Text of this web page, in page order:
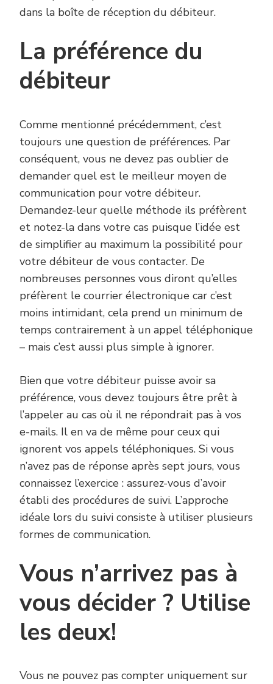
dans la boîte de réception du débiteur.
La préférence du
débiteur
Comme mentionné précédemment, c’est
toujours une question de préférences. Par
conséquent, vous ne devez pas oublier de
demander quel est le meilleur moyen de
communication pour votre débiteur.
Demandez-leur quelle méthode ils préfèrent
et notez-la dans votre cas puisque l’idée est
de simplifier au maximum la possibilité pour
votre débiteur de vous contacter. De
nombreuses personnes vous diront qu’elles
préfèrent le courrier électronique car c’est
moins intimidant, cela prend un minimum de
temps contrairement à un appel téléphonique
– mais c’est aussi plus simple à ignorer.
Bien que votre débiteur puisse avoir sa
préférence, vous devez toujours être prêt à
l’appeler au cas où il ne répondrait pas à vos
e-mails. Il en va de même pour ceux qui
ignorent vos appels téléphoniques. Si vous
n’avez pas de réponse après sept jours, vous
connaissez l’exercice : assurez-vous d’avoir
établi des procédures de suivi. L’approche
idéale lors du suivi consiste à utiliser plusieurs
formes de communication.
Vous n’arrivez pas à
vous décider ? Utilise
les deux!
Vous ne pouvez pas compter uniquement sur